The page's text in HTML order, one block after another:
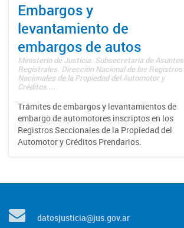
Embargos y
levantamiento de
embargos de autos
Ministerio de Justicia. Subsecretaría de Asuntos
Registrales. Dirección Nacional de los Registros
Nacionales de la Propiedad del Automotor y
Créditos ...
Trámites de embargos y levantamientos de
embargo de automotores inscriptos en los
Registros Seccionales de la Propiedad del
Automotor y Créditos Prendarios.
datosjusticia@jus.gov.ar